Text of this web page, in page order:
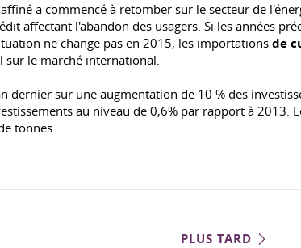
affiné a commencé à retomber sur le secteur de
affectant l'abandon des usagers. Si les années
ne change pas en 2015, les importations de
sur le marché international.
sur une augmentation de 10 % des
au niveau de 0,6% par rapport à 2013.
tonnes.
PLUS TARD